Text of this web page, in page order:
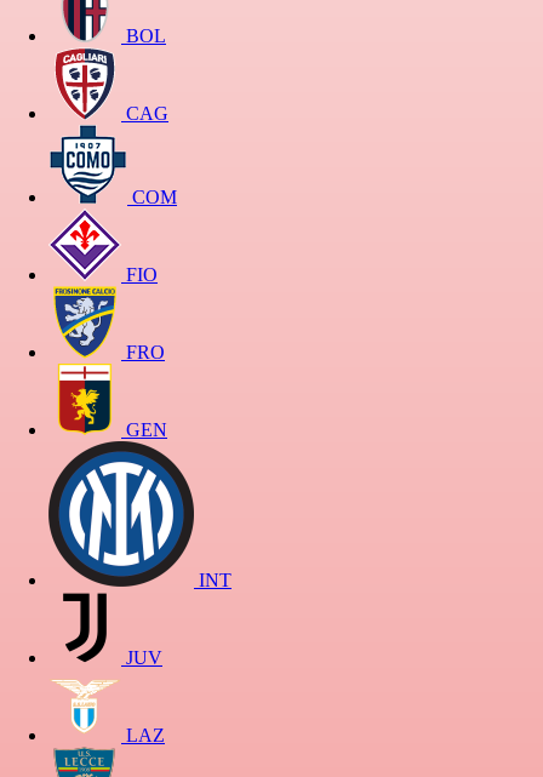
BOL
CAG
COM
FIO
FRO
GEN
INT
JUV
LAZ